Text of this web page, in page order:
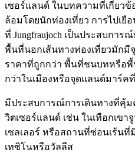
เซอร์แลนด์ ในบทความที่เกี่ยว
ล้อมโดยนักท่องเที่ยว การไปเยื
ที่ Jungfraujoch เป็นประสบกา
พื้นที่นอกเส้นทางท่องเที่ยวมักมี
ราคาที่ถูกกว่า พื้นที่ชนบทหรือพื้
กว่าในเมืองหรือจุดแลนด์มาร์ค
มีประสบการณ์การเดินทางที่คุ้ม
วิตเซอร์แลนด์ เช่น ในเทือกเขา
เซลเลอร์ หรือสถานที่ซ่อนเร้น
เทซิโนหรือวัลลีส